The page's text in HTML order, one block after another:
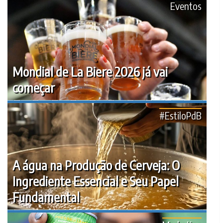
Mondial de La Biere 2026 já vai
começar
Eventos
A água na Produção de Cerveja: O
Ingrediente Essencial e Seu Papel
Fundamental
#EstiloPdB